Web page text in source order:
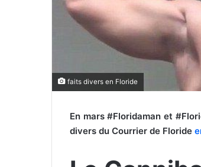
r
e
faits divers en Floride
En mars #Floridaman et
divers du Courrier de Floride